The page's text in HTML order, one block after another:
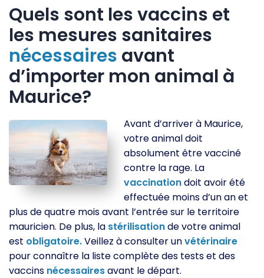
Quels sont les vaccins et
les mesures sanitaires
nécessaires avant
d’importer mon animal à
Maurice?
Avant d’arriver à Maurice,
votre animal doit
absolument être vacciné
contre la rage. La
vaccinationdoit avoir été
effectuée moins d’un an et
plus de quatre mois avant l’entrée sur le territoire
mauricien. De plus, la stérilisationde votre animal
est obligatoire.Veillez à consulter unvétérinaire
pour connaître la liste complète des tests et des
vaccins nécessairesavant le départ.